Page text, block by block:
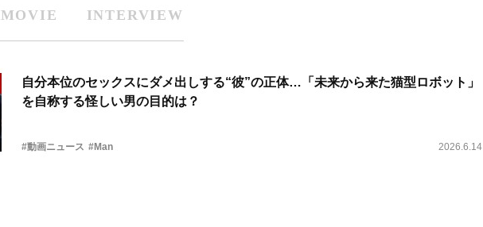
MOVIE INTERVIEW
自分本位のセックスにダメ出しする“彼”の正体…「未来から来た猫型ロボット」
を自称する怪しい男の目的は？
#動画ニュース #Man 2026.6.14